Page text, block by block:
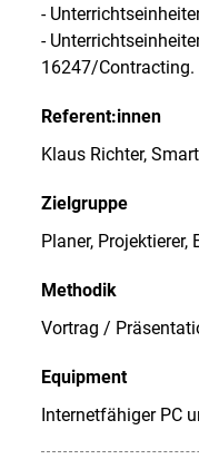
-
-
16247/Contracting.
Referent:innen
Klaus Richter,
Zielgruppe
Planer, Projektierer,
Methodik
Vortrag /
Equipment
Internetfähiger PC